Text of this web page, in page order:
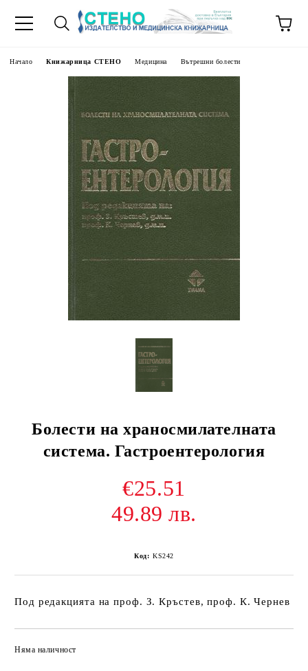
Начало Книжарница СТЕНО Медицина Вътрешни болести
Болести на храносмилателната
система. Гастроентерология
€25.51
49.89 лв.
Код: KS242
Под редакцията на проф. З. Кръстев, проф. К. Чернев
Няма наличност